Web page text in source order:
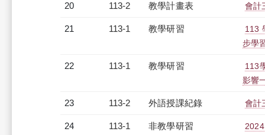
20 113-2 教學計畫表 會計
21 113-1 教學研習
113
步學
22 113-1 教學研習
113
影響
23 113-2 外語授課紀錄 會計
24 113-1 非教學研習